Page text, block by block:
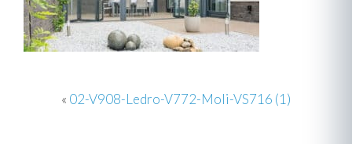
« 02-V908-Ledro-V772-Moli-VS716 (1)